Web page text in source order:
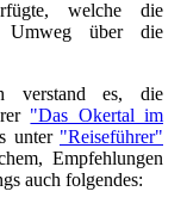
welche die
Umweg über die
verstand es, die
"Das Okertal im
unter "Reiseführer"
Empfehlungen
auch folgendes: